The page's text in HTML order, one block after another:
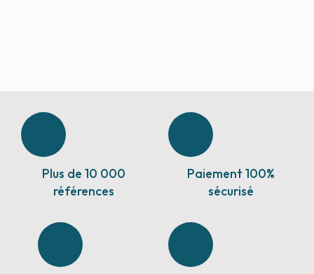
Plus de 10 000
références
Paiement 100%
sécurisé